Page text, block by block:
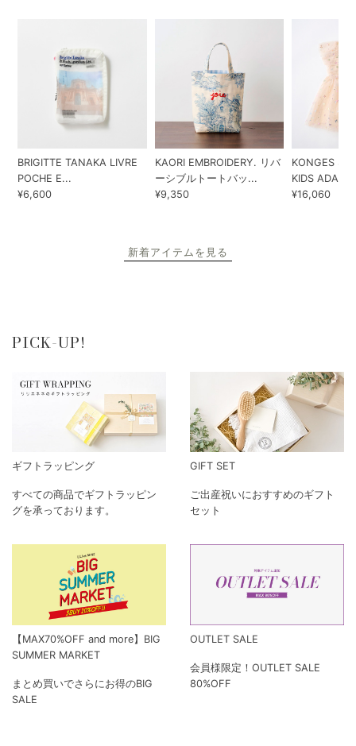
BRIGITTE TANAKA LIVRE
POCHE E...
¥6,600
KAORI EMBROIDERY. リバ
ーシブルトートバッ...
¥9,350
KONGES
KIDS ADA...
¥16,060
新着アイテムを見る
PICK-UP!
ギフトラッピング
すべての商品でギフトラッピン
グを承っております。
GIFT SET
ご出産祝いにおすすめのギフト
セット
【MAX70%OFF and more】BIG
SUMMER MARKET
まとめ買いでさらにお得のBIG
SALE
OUTLET SALE
会員様限定！OUTLET SALE
80%OFF